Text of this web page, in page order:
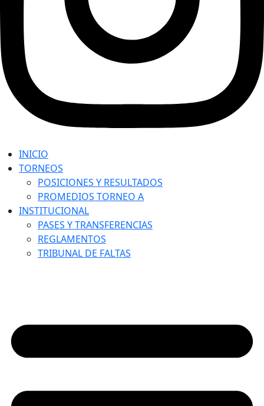
INICIO
TORNEOS
POSICIONES Y RESULTADOS
PROMEDIOS TORNEO A
INSTITUCIONAL
PASES Y TRANSFERENCIAS
REGLAMENTOS
TRIBUNAL DE FALTAS